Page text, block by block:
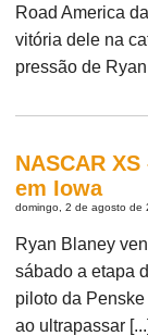
Road America
vitória dele na
pressão de
NASCAR
em Iowa
domingo, 2 de agosto de
Ryan Blaney
sábado a etapa
piloto da
ao ultrapassar [...]